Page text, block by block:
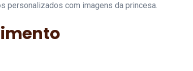
personalizados com imagens da princesa.